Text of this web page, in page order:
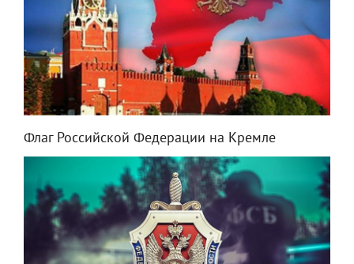
Флаг Российской Федерации на Кремле